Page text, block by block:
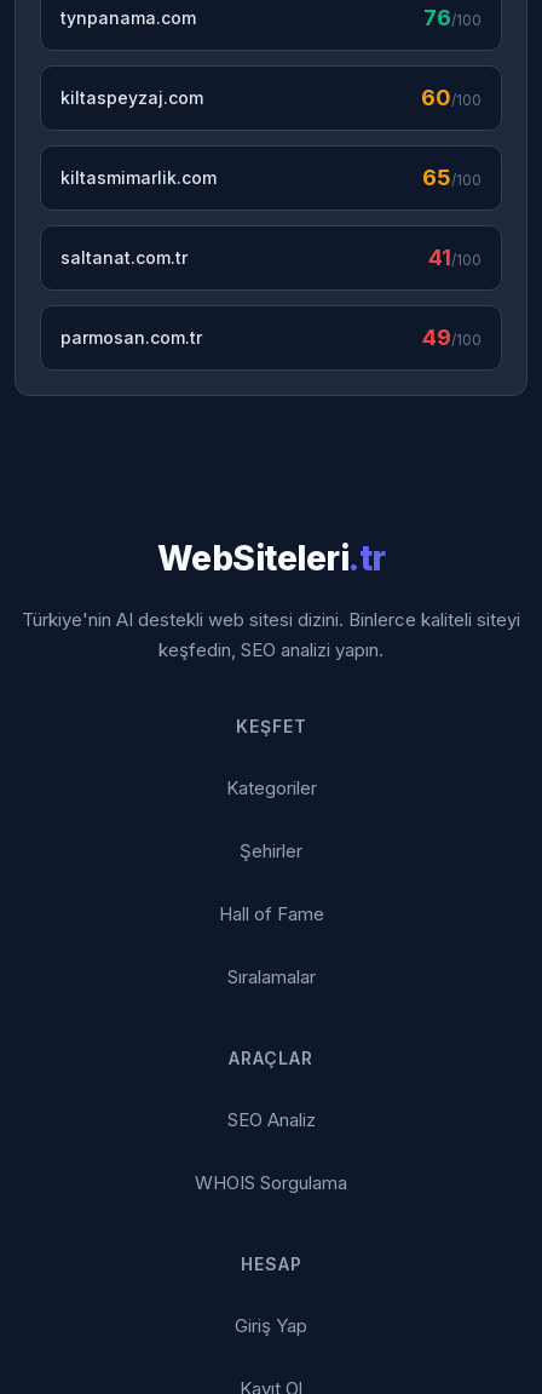
tynpanama.com 76/100
kiltaspeyzaj.com 60/100
kiltasmimarlik.com 65/100
saltanat.com.tr 41/100
parmosan.com.tr 49/100
WebSiteleri.tr
Türkiye'nin AI destekli web sitesi dizini. Binlerce kaliteli siteyi
keşfedin, SEO analizi yapın.
KEŞFET
Kategoriler
Şehirler
Hall of Fame
Sıralamalar
ARAÇLAR
SEO Analiz
WHOIS Sorgulama
HESAP
Giriş Yap
Kayıt Ol